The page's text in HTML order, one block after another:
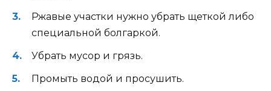
Ржавые участки нужно убрать щеткой либо
специальной болгаркой.
Убрать мусор и грязь.
Промыть водой и просушить.